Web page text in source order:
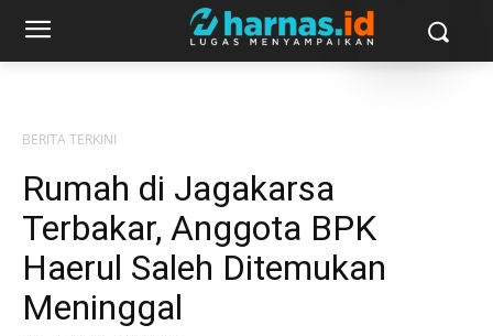
BERITA TERKINI
Rumah di Jagakarsa
Terbakar, Anggota BPK
Haerul Saleh Ditemukan
Meninggal